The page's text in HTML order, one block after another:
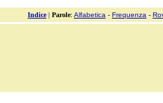
Indice| Parole: Alfabetica - Frequenza -